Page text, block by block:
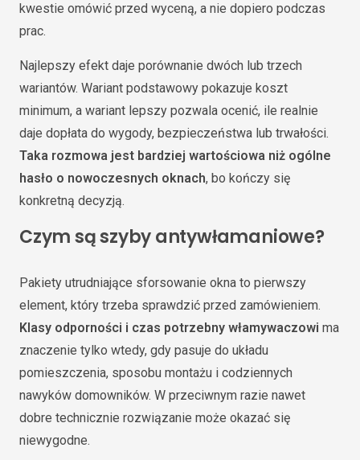
kwestie omówić przed wyceną, a nie dopiero podczas
prac.
Najlepszy efekt daje porównanie dwóch lub trzech
wariantów. Wariant podstawowy pokazuje koszt
minimum, a wariant lepszy pozwala ocenić, ile realnie
daje dopłata do wygody, bezpieczeństwa lub trwałości.
Taka rozmowa jest bardziej wartościowa niż ogólne
hasło o nowoczesnych oknach, bo kończy się
konkretną decyzją.
Czym są szyby antywłamaniowe?
Pakiety utrudniające sforsowanie okna to pierwszy
element, który trzeba sprawdzić przed zamówieniem.
Klasy odporności i czas potrzebny włamywaczowi ma
znaczenie tylko wtedy, gdy pasuje do układu
pomieszczenia, sposobu montażu i codziennych
nawyków domowników. W przeciwnym razie nawet
dobre technicznie rozwiązanie może okazać się
niewygodne.